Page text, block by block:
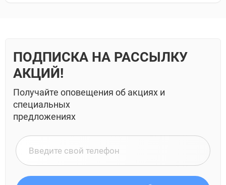
ПОДПИСКА НА РАССЫЛКУ
АКЦИЙ!
Получайте оповещения об акциях и
специальных
предложениях